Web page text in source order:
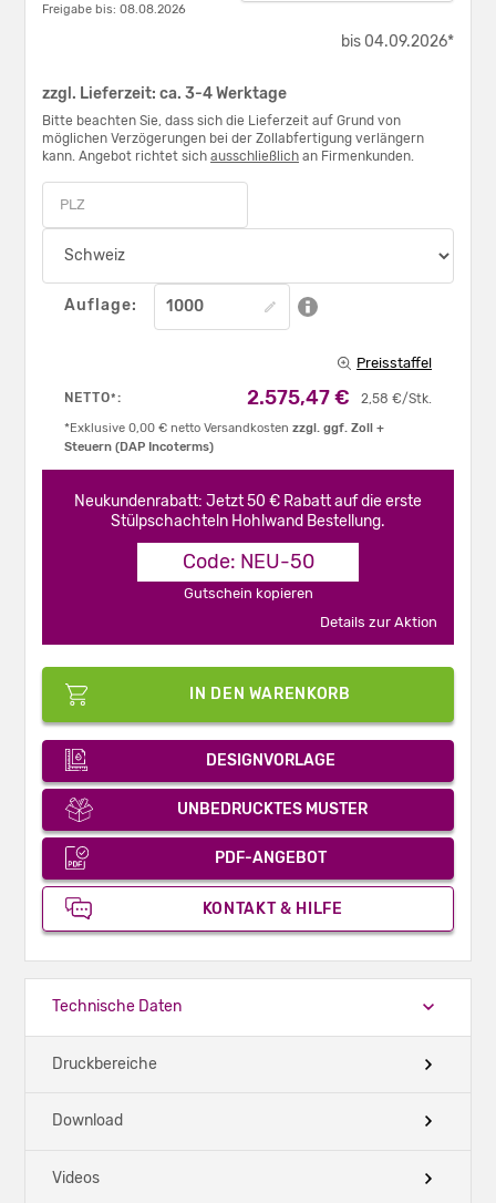
Freigabe bis: 08.08.2026
bis 04.09.2026*
zzgl. Lieferzeit: ca. 3-4 Werktage
Bitte beachten Sie, dass sich die Lieferzeit auf Grund von
möglichen Verzögerungen bei der Zollabfertigung verlängern
kann. Angebot richtet sich ausschließlich an Firmenkunden.
Auflage:
Preisstaffel
NETTO*: 2,58 €/Stk.
2.575,47 €
*Exklusive 0,00 € netto Versandkosten zzgl. ggf. Zoll +
Steuern (DAP Incoterms)
Neukundenrabatt: Jetzt 50 € Rabatt auf die erste
Stülpschachteln Hohlwand Bestellung.
Code: NEU-50
Gutschein kopieren
Details zur Aktion
IN DEN WARENKORB
DESIGNVORLAGE
UNBEDRUCKTES MUSTER
PDF-ANGEBOT
KONTAKT & HILFE
Technische Daten
Druckbereiche
Download
Videos